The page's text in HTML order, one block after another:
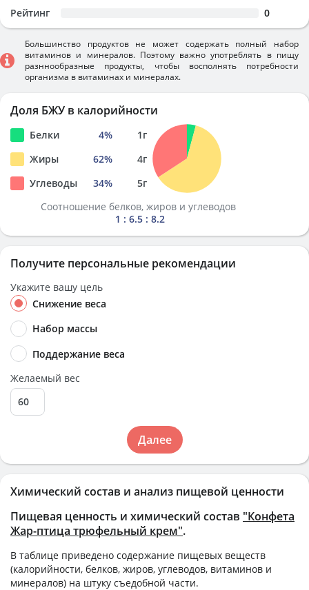
Химический состав и анализ пищевой ценности
Пищевая ценность и химический состав "Конфета
Жар-птица трюфельный крем".
В таблице приведено содержание пищевых веществ
(калорийности, белков, жиров, углеводов, витаминов и
минералов) на штуку съедобной части.
Рейтинг 0
Большинство продуктов не может содержать полный набор
витаминов и минералов. Поэтому важно употреблять в пищу
разннообразные продукты, чтобы восполнять потребности
организма в витаминах и минералах.
Доля БЖУ в калорийности
Белки 4% 1г
Жиры
62% 4г
Углеводы
34% 5г
Соотношение белков, жиров и углеводов
1 : 6.5 : 8.2
Получите персональные рекомендации
Укажите вашу цель
Снижение веса
Набор массы
Поддержание веса
Желаемый вес
Далее